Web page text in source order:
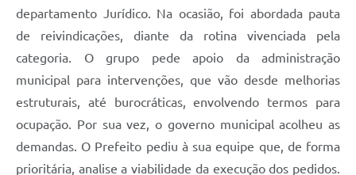
departamento Jurídico. Na ocasião, foi abordada pauta
de reivindicações, diante da rotina vivenciada pela
categoria. O grupo pede apoio da administração
municipal para intervenções, que vão desde melhorias
estruturais, até burocráticas, envolvendo termos para
ocupação. Por sua vez, o governo municipal acolheu as
demandas. O Prefeito pediu à sua equipe que, de forma
prioritária, analise a viabilidade da execução dos pedidos.